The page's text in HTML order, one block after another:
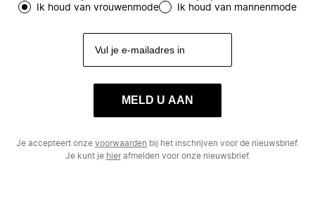
Ik houd van vrouwenmode Ik houd van mannenmode
MELD U AAN
Je accepteert onze voorwaarden bij het inschrijven voor de nieuwsbrief.
Je kunt je hierafmelden voor onze nieuwsbrief.